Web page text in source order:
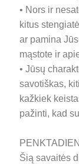
• Nors ir
kitus
ar pamina
mąstote ir
• Jūsų
savotiškas,
kažkiek
pažinti, kad
Šią savaitės